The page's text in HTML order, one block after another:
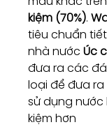
kiệm (70%).
tiêu chuẩn
nhà nước Úc
đưa ra các
loại để đưa
sử dụng
kiệm hơn